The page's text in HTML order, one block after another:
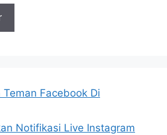
Facebook Di
Notifikasi Live Instagram